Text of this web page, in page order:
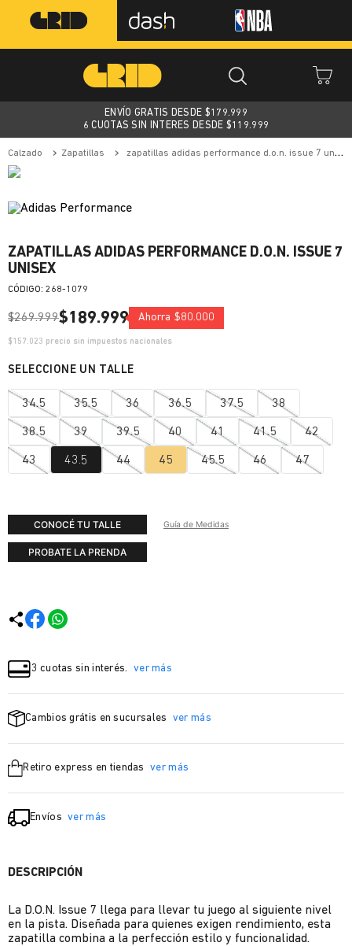
ENVÍO GRATIS DESDE $179.999
6 CUOTAS SIN INTERES DESDE $119.999
calzado zapatillas zapatillas adidas performance d.o.n. issue 7 unisex
ZAPATILLAS ADIDAS PERFORMANCE D.O.N. ISSUE 7
UNISEX
: 268-1079
$269.999$189.999 Ahorra $80.000
$157.023 precio sin impuestos nacionales
34.5 35.5 36 36.5 37.5 38
38.5 39 39.5 40 41 41.5 42
43 43.5 44 45 45.5 46 47
CONOCÉ TU TALLE Guía de Medidas
PROBATE LA PRENDA
3 cuotas sin interés. ver más
Cambios grátis en sucursales ver más
Retiro express en tiendas ver más
Envíos ver más
DESCRIPCIÓN
La D.O.N. Issue 7 llega para llevar tu juego al siguiente nivel
en la pista. Diseñada para quienes exigen rendimiento, esta
zapatilla combina a la perfección estilo y funcionalidad.